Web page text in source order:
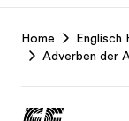
Footer
Home Englisch
Adverben der